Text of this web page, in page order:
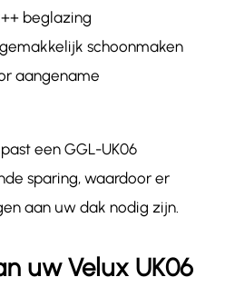
beglazing
schoonmaken
aangename
een GGL-UK06
sparing, waardoor er
aan uw dak nodig zijn.
uw Velux UK06